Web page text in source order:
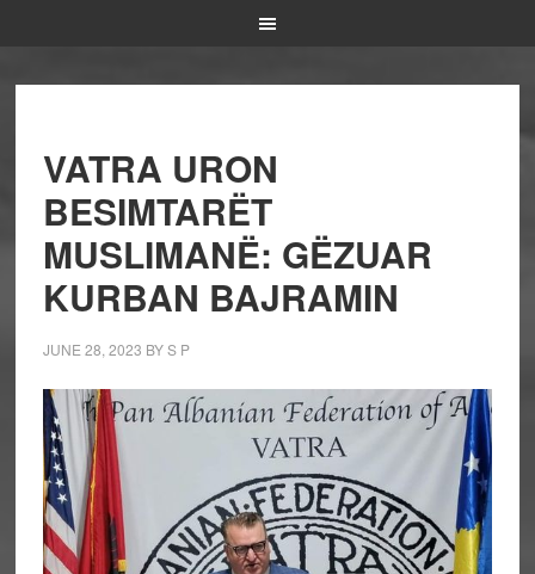
VATRA URON
BESIMTARËT
MUSLIMANË: GËZUAR
KURBAN BAJRAMIN
JUNE 28, 2023 BYS P